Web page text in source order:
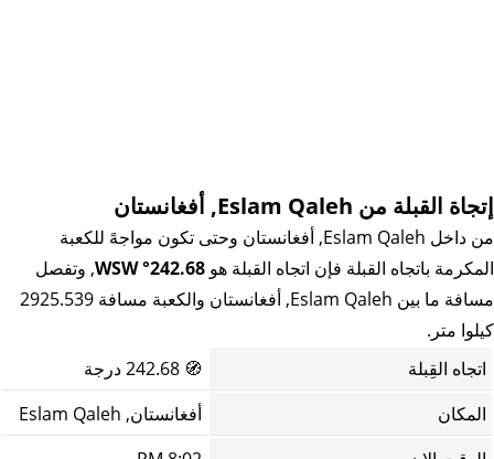
إتجاة القبلة من Eslam Qaleh, أفغانستان
من داخل Eslam Qaleh, أفغانستان وحتى تكون مواجهً للكعبة
المكرمة باتجاه القبلة فإن اتجاه القبلة هو 242.68° WSW
, وتفصل
مسافة ما بين Eslam Qaleh, أفغانستان والكعبة مسافة 2925.539
كيلوا متر.
اتجاه القِبلة
🧭
المكان
أفغانستان, Eslam Qaleh